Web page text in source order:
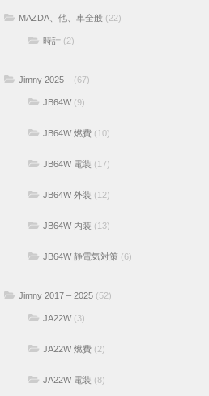
MAZDA、他、車全般 (22)
時計 (2)
Jimny 2025 – (67)
JB64W(9)
JB64W 燃費 (10)
JB64W 電装 (17)
JB64W 外装 (12)
JB64W 内装 (13)
JB64W 静電気対策 (6)
Jimny 2017 – 2025 (52)
JA22W(3)
JA22W 燃費 (2)
JA22W 電装 (8)